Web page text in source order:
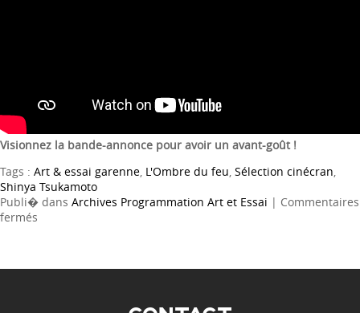
Visionnez la bande-annonce pour avoir un avant-goût !
Tags : Art & essai garenne L'Ombre du feu Sélection cinécran
Shinya Tsukamoto
Publi� dans Archives Programmation Art et Essai | Commentaires
fermés